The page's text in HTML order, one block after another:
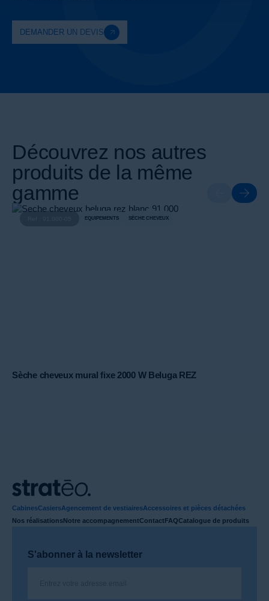
DEMANDER UN DEVIS
Découvrez nos autres
produits de la même
gamme
EQUIPEMENTS SÈCHE CHEVEUX
Sèche cheveux mural fixe 2000 W Beluga REZ
CabinesCasiersAgencement de vestiairesAccessoires et pièces détachées
Nos réalisationsNotre accompagnementContactFAQCatalogue de produits
S'abonner à la newsletter